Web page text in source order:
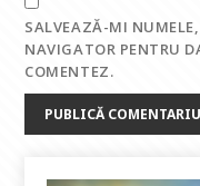
SALVEAZĂ-MI
NAVIGATOR PENTRU
COMENTEZ.